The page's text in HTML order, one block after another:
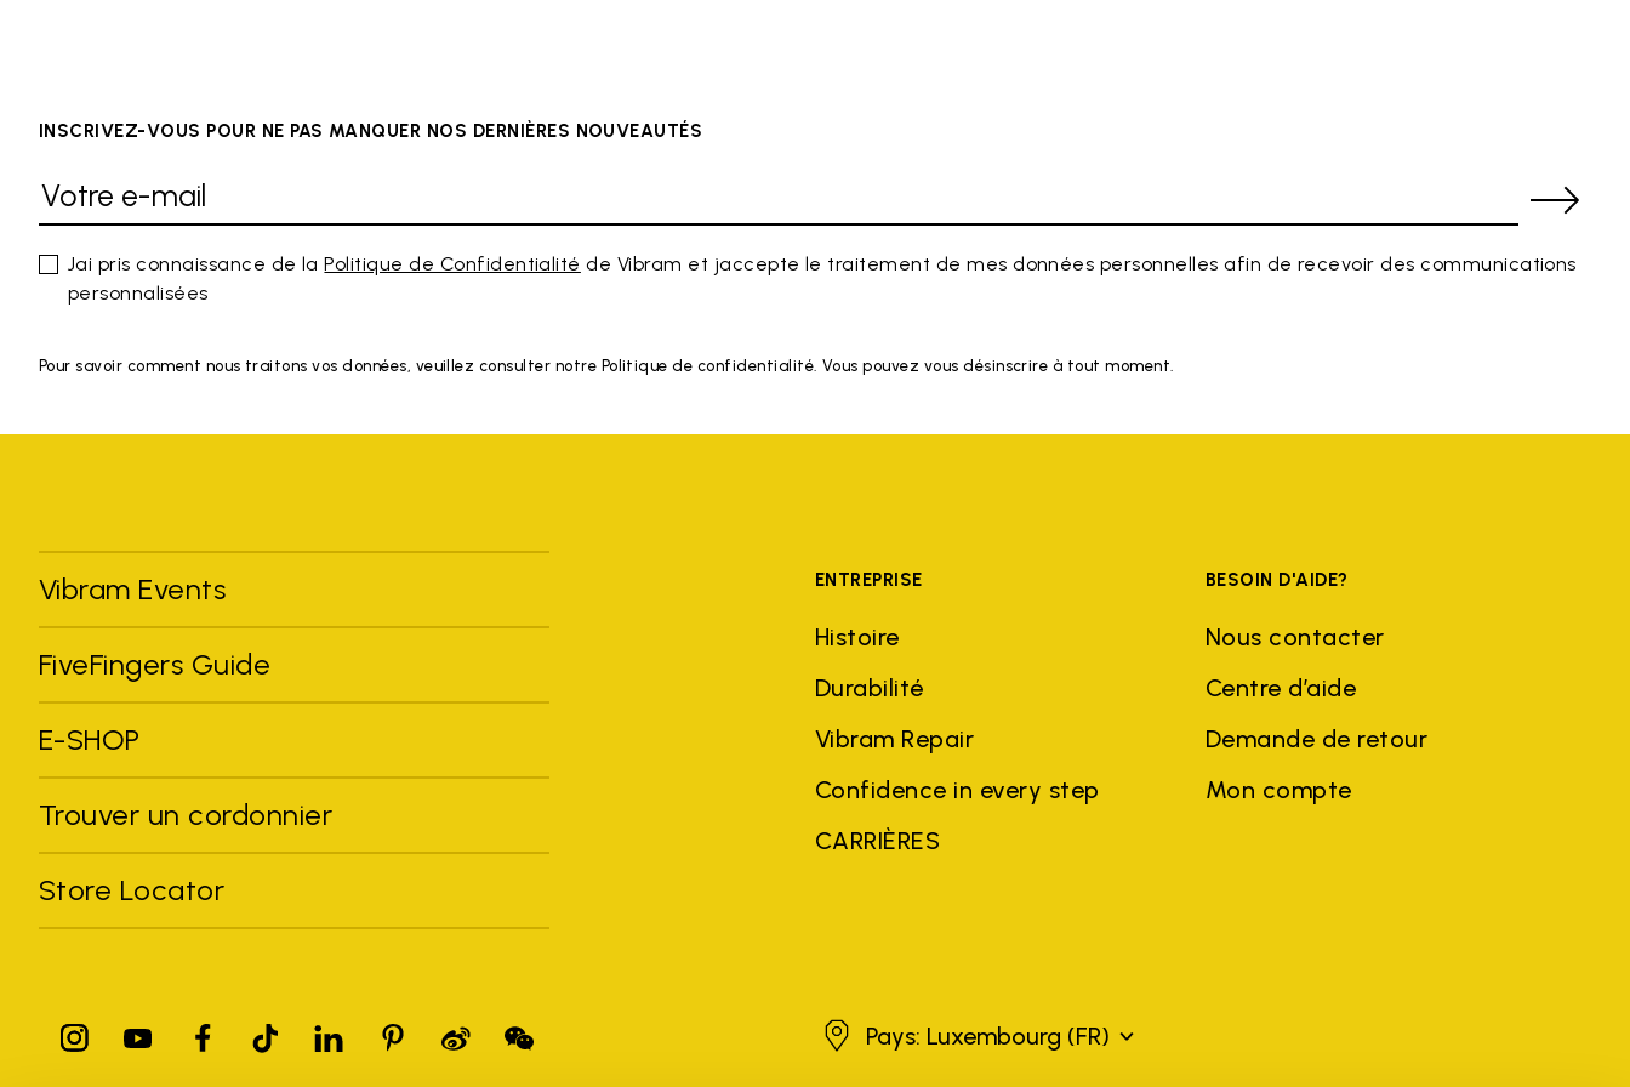
INSCRIVEZ-VOUS POUR NE PAS MANQUER NOS DERNIÈRES NOUVEAUTÉS
Jai pris connaissance de laPolitique de Confidentialité de Vibram et jaccepte le traitement de mes données personnelles afin de recevoir des communications
personnalisées
Pour savoir comment nous traitons vos données, veuillez consulter notre Politique de confidentialité. Vous pouvez vous désinscrire à tout moment.
Vibram Events
FiveFingers Guide
E-SHOP
Trouver un cordonnier
Store Locator
ENTREPRISE
Histoire
Durabilité
Vibram Repair
Confidence in every step
CARRIÈRES
BESOIN D'AIDE?
Nous contacter
Centre d’aide
Demande de retour
Mon compte
Luxembourg
Pays: Luxembourg (FR)